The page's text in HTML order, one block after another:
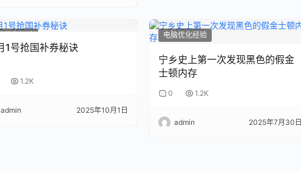
1号抢国补券秘诀
1.2K
admin 2025年10月1日
电脑优化经验
宁乡史上第一次发现黑色的假金
士顿内存
0 1.2K
admin 2025年7月30日